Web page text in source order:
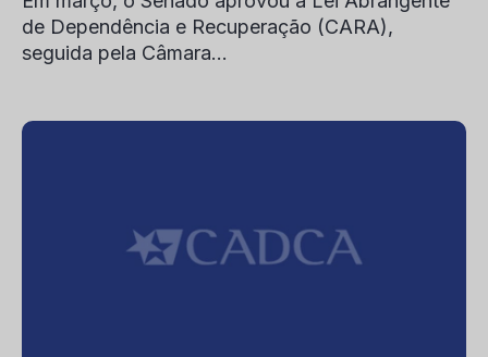
de Dependência e Recuperação (CARA),
seguida pela Câmara...